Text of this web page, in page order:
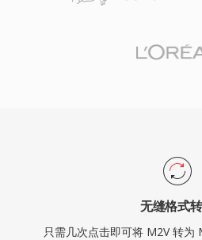
在带宽受限的网络和存储有
无缝格式
只需几次点击即可将 M2V 转